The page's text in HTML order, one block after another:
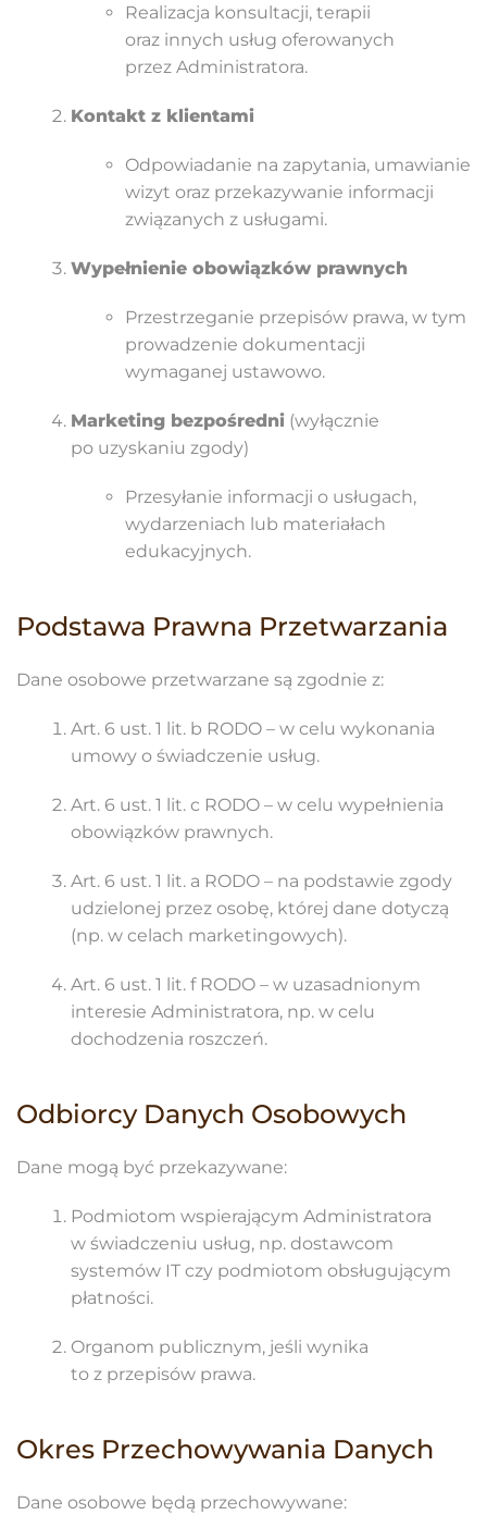
Realizacja konsultacji, terapii
oraz innych usług oferowanych
przez Administratora.
Kontakt z klientami
Odpowiadanie na zapytania, umawianie
wizyt oraz przekazywanie informacji
związanych z usługami.
Wypełnienie obowiązków prawnych
Przestrzeganie przepisów prawa, w tym
prowadzenie dokumentacji
wymaganej ustawowo.
Marketing bezpośredni (wyłącznie
po uzyskaniu zgody)
Przesyłanie informacji o usługach,
wydarzeniach lub materiałach
edukacyjnych.
Podstawa Prawna Przetwarzania
Dane osobowe przetwarzane są zgodnie z:
Art. 6 ust. 1 lit. b RODO – w celu wykonania
umowy o świadczenie usług.
Art. 6 ust. 1 lit. c RODO – w celu wypełnienia
obowiązków prawnych.
Art. 6 ust. 1 lit. a RODO – na podstawie zgody
udzielonej przez osobę, której dane dotyczą
(np. w celach marketingowych).
Art. 6 ust. 1 lit. f RODO – w uzasadnionym
interesie Administratora, np. w celu
dochodzenia roszczeń.
Odbiorcy Danych Osobowych
Dane mogą być przekazywane:
Podmiotom wspierającym Administratora
w świadczeniu usług, np. dostawcom
systemów IT czy podmiotom obsługującym
płatności.
Organom publicznym, jeśli wynika
to z przepisów prawa.
Okres Przechowywania Danych
Dane osobowe będą przechowywane: